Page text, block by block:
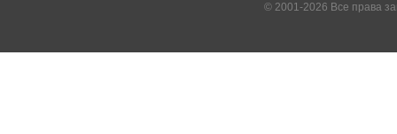
© 2001-2026 Все права